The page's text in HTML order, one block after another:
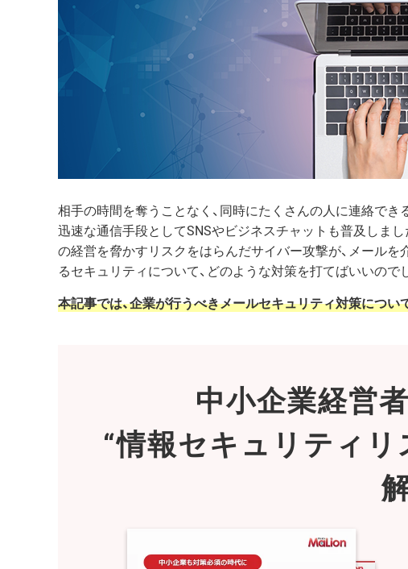
相手の時間を奪うことなく、同時にたくさんの人に連絡で
迅速な通信手段としてSNSやビジネスチャットも普及しま
の経営を脅かすリスクをはらんだサイバー攻撃が、メール
るセキュリティについて、どのような対策を打てばいいので
本記事では、企業が行うべきメールセキュリティ対策につい
中小企業経営
“情報セキュリティ